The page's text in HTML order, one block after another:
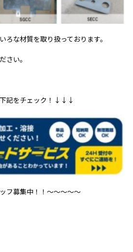
ろな材質を取り扱っております。
さい。
下記をチェック！↓↓↓
フ募集中！！～～～～～